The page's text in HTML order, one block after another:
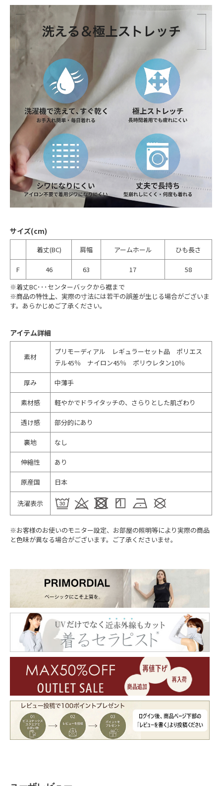
サイズ(cm)
着丈(BC) 肩幅 アームホール ひも長さ
F 46 63 17
58
※着丈BC･･･センターバックから裾まで
※商品の特性上、実際の寸法には若干の誤差が生じる場合がございま
す。あらかじめご了承ください。
アイテム詳細
素材
プリモーディアル レギュラーセット品 ポリエス
テル45％ ナイロン45％ ポリウレタン10％
厚み 中薄手
素材感 軽やかでドライタッチの、さらりとした肌ざわり
透け感 部分的にあり
裏地 なし
伸縮性 あり
原産国 日本
洗濯表示
※お客様のお使いのモニター設定、お部屋の照明等により実際の商品
と色味が異なる場合がございます。ご了承くださいませ。